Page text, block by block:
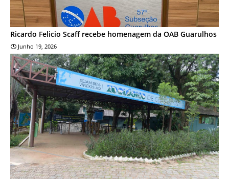
Ricardo Felicio Scaff recebe homenagem da OAB Guarulhos
Junho 19, 2026
NOTÍCIA